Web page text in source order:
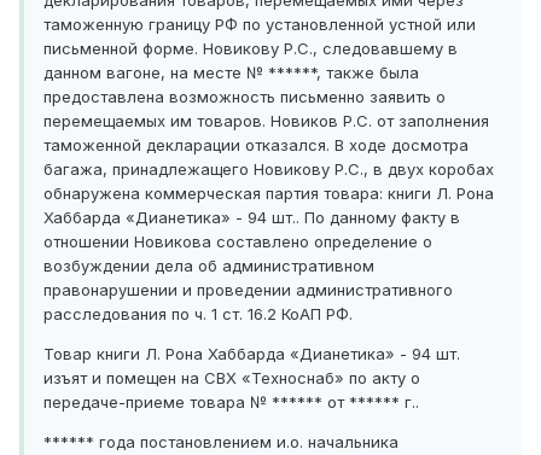
таможенную границу РФ по установленной устной или
письменной форме. Новикову Р.С., следовавшему в
данном вагоне, на месте № ******, также была
предоставлена возможность письменно заявить о
перемещаемых им товаров. Новиков Р.С. от заполнения
таможенной декларации отказался. В ходе досмотра
багажа, принадлежащего Новикову Р.С., в двух коробах
обнаружена коммерческая партия товара: книги Л. Рона
Хаббарда «Дианетика» - 94 шт.. По данному факту в
отношении Новикова составлено определение о
возбуждении дела об административном
правонарушении и проведении административного
расследования по ч. 1 ст. 16.2 КоАП РФ.
Товар книги Л. Рона Хаббарда «Дианетика» - 94 шт.
изъят и помещен на СВХ «Техноснаб» по акту о
передаче-приеме товара № ****** от ****** г..
****** года постановлением и.о. начальника